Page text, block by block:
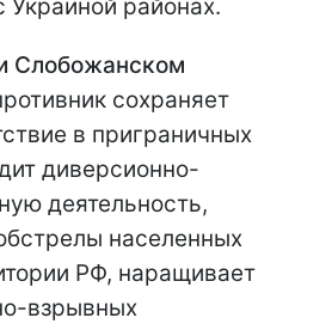
Украиной районах.
Слобожанском
сохраняет
в приграничных
диверсионно-
деятельность,
населенных
РФ, наращивает
взрывных